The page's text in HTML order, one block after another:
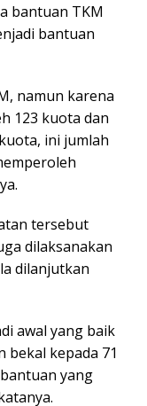
bantuan TKM
bantuan
namun karena
123 kuota dan
ini jumlah
tersebut
dilaksanakan
dilanjutkan
awal yang baik
bekal kepada 71
yang